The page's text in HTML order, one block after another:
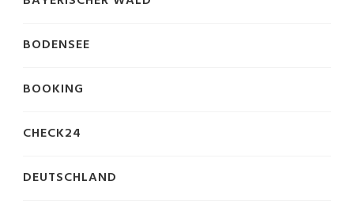
BODENSEE
BOOKING
CHECK24
DEUTSCHLAND